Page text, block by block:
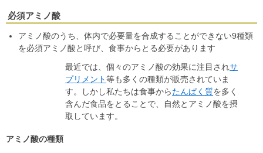
必須アミノ酸
アミノ酸のうち、体内で必要量を合成することができない9種類
を必須アミノ酸と呼び、食事からとる必要があります
最近では、個々のアミノ酸の効果に注目されサ
プリメント等も多くの種類が販売されていま
す。しかし私たちは食事からたんぱく質を多く
含んだ食品をとることで、自然とアミノ酸を摂
取しています。
アミノ酸の種類